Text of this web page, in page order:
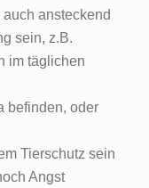
ansteckend
sein, z.B.
im täglichen
befinden, oder
Tierschutz sein
Angst